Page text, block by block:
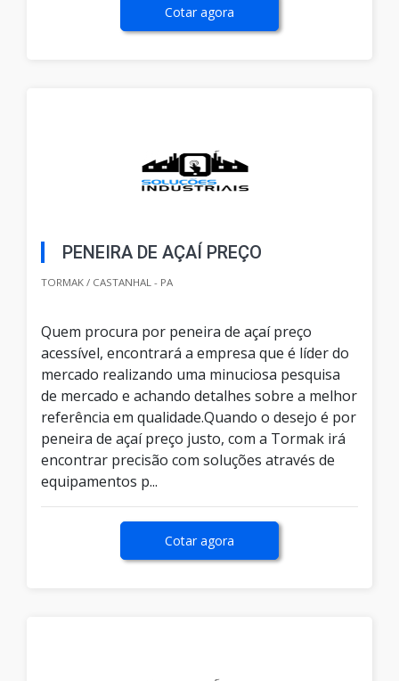
Cotar agora
PENEIRA DE AÇAÍ PREÇO
TORMAK / CASTANHAL - PA
Quem procura por peneira de açaí preço
acessível, encontrará a empresa que é líder do
mercado realizando uma minuciosa pesquisa
de mercado e achando detalhes sobre a melhor
referência em qualidade.Quando o desejo é por
peneira de açaí preço justo, com a Tormak irá
encontrar precisão com soluções através de
equipamentos p...
Cotar agora